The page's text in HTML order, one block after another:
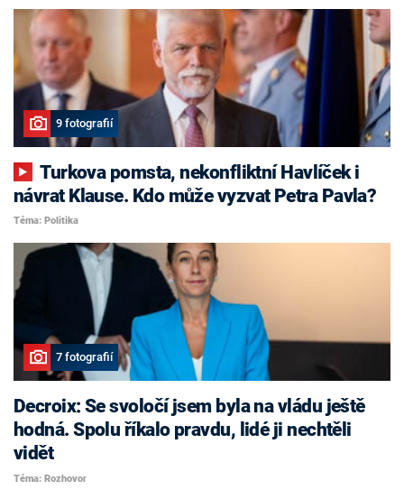
9 fotografií
Turkova pomsta, nekonfliktní Havlíček i
návrat Klause. Kdo může vyzvat Petra Pavla?
Téma: Politika
7 fotografií
Decroix: Se svoločí jsem byla na vládu ještě
hodná. Spolu říkalo pravdu, lidé ji nechtěli
vidět
Téma: Rozhovor